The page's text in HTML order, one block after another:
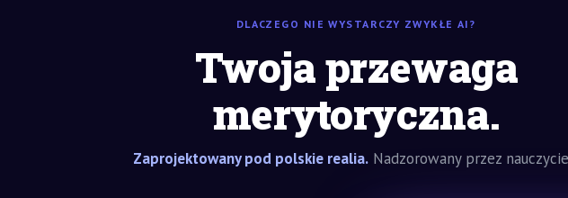
DLACZEGO NIE WYSTARCZY ZWYKŁE AI?
Twoja przewaga
merytoryczna.
Zaprojektowany pod polskie realia.Nadzorowany przez